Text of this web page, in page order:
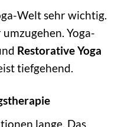
Welt sehr wichtig.
Yoga-
Restorative Yoga
tiefgehend.
lange. Das